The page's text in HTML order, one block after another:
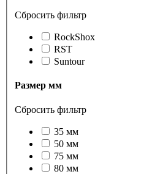
Сбросить фильтр
RockShox
RST
Suntour
Размер мм
Сбросить фильтр
35 мм
50 мм
75 мм
80 мм